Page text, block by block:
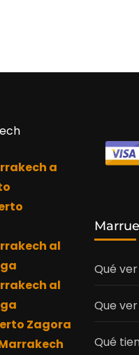
a
al
al
Zagora
Qué
Que
Qué